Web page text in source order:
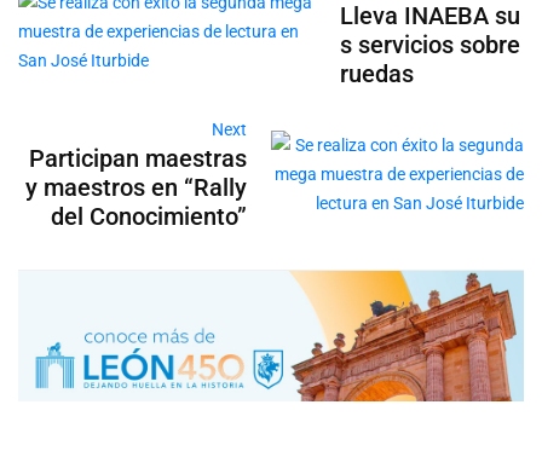
Lleva INAEBA su
s servicios sobre
ruedas
Next
Participan maestras
y maestros en “Rally
del Conocimiento”